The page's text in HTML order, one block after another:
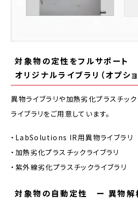
対象物の定性をフルサポート
オリジナルライブラリ（オプショ
異物ライブラリや加熱劣化プラスチック
ライブラリをご用意しています。
・LabSolutions IR用異物ライブラリ
・加熱劣化プラスチックライブラリ
・紫外線劣化プラスチックライブラリ
対象物の自動定性 ー 異物解